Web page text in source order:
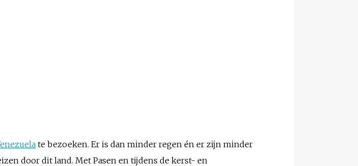
te bezoeken. Er is dan minder regen én er zijn minder
door dit land. Met Pasen en tijdens de kerst- en